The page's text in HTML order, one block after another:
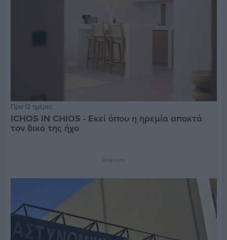
Πριν 12 ημέρες
ICHOS IN CHIOS - Εκεί όπου η ηρεμία αποκτά
τον δικό της ήχο
Διαφήμιση